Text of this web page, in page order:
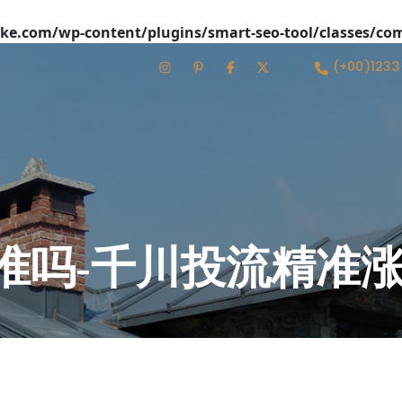
wp-content/plugins/smart-seo-tool/classes/
吗-千川投流精准